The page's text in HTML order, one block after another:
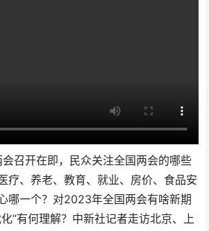
召开在即，民众关注全国两会的哪些
疗、养老、教育、就业、房价、食品安
哪一个？对2023年全国两会有啥新期
”有何理解？中新社记者走访北京、上